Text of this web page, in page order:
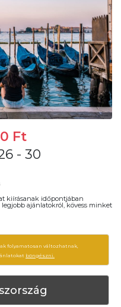
Ft
- 30
kiírásanak időpontjában
legjobb ajánlatokról, kövess minket
folyamatosan változhatnak,
böngészni.